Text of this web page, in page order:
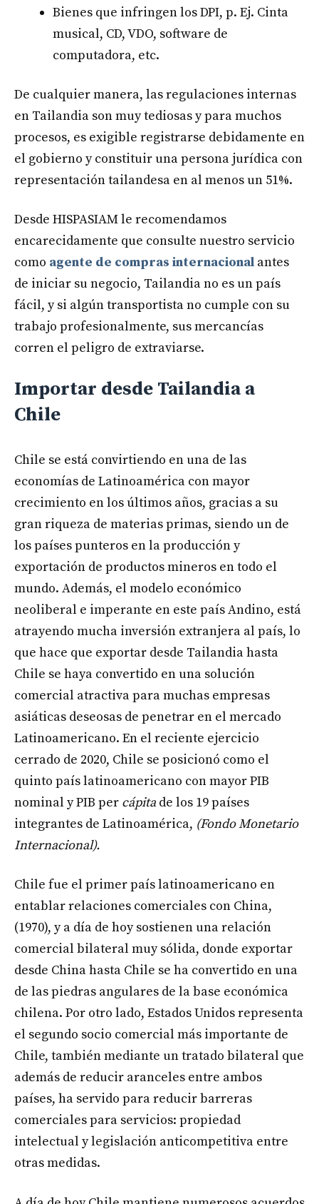
Bienes que infringen los DPI, p. Ej. Cinta
musical, CD, VDO, software de
computadora, etc.
De cualquier manera, las regulaciones internas
en Tailandia son muy tediosas y para muchos
procesos, es exigible registrarse debidamente en
el gobierno y constituir una persona jurídica con
representación tailandesa en al menos un 51%.
Desde HISPASIAM le recomendamos
encarecidamente que consulte nuestro servicio
como agente de compras internacional antes
de iniciar su negocio, Tailandia no es un país
fácil, y si algún transportista no cumple con su
trabajo profesionalmente, sus mercancías
corren el peligro de extraviarse.
Importar desde Tailandia a
Chile
Chile se está convirtiendo en una de las
economías de Latinoamérica con mayor
crecimiento en los últimos años, gracias a su
gran riqueza de materias primas, siendo un de
los países punteros en la producción y
exportación de productos mineros en todo el
mundo. Además, el modelo económico
neoliberal e imperante en este país Andino, está
atrayendo mucha inversión extranjera al país, lo
que hace que exportar desde Tailandia hasta
Chile se haya convertido en una solución
comercial atractiva para muchas empresas
asiáticas deseosas de penetrar en el mercado
Latinoamericano. En el reciente ejercicio
cerrado de 2020, Chile se posicionó como el
quinto país latinoamericano con mayor PIB
nominal y PIB per cápita de los 19 países
integrantes de Latinoamérica, (Fondo Monetario
Internacional).
Chile fue el primer país latinoamericano en
entablar relaciones comerciales con China,
(1970), y a día de hoy sostienen una relación
comercial bilateral muy sólida, donde exportar
desde China hasta Chile se ha convertido en una
de las piedras angulares de la base económica
chilena. Por otro lado, Estados Unidos representa
el segundo socio comercial más importante de
Chile, también mediante un tratado bilateral que
además de reducir aranceles entre ambos
países, ha servido para reducir barreras
comerciales para servicios: propiedad
intelectual y legislación anticompetitiva entre
otras medidas.